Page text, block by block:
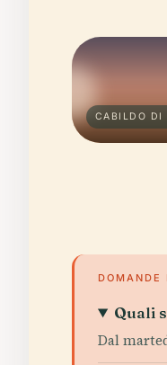
CABILDO DI
DOMANDE
Quali
Dal